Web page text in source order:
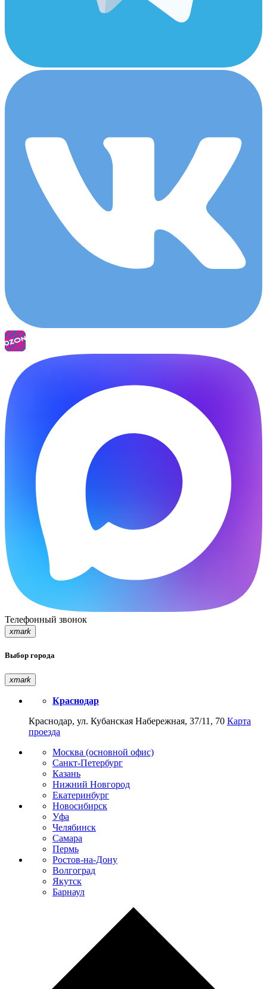
Телефонный звонок
xmark
Выбор города
xmark
Краснодар
Краснодар, ул. Кубанская Набережная, 37/11, 70 Карта
проезда
Москва (основной офис)
Санкт-Петербург
Казань
Нижний Новгород
Екатеринбург
Новосибирск
Уфа
Челябинск
Самара
Пермь
Ростов-на-Дону
Волгоград
Якутск
Барнаул